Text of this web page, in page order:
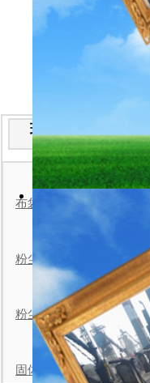
布袋检漏仪现场安装案例
粉尘检测仪现场安装案例
粉尘浓度仪现场安装案例
固体流量计现场安装案例
现场安装实例分类